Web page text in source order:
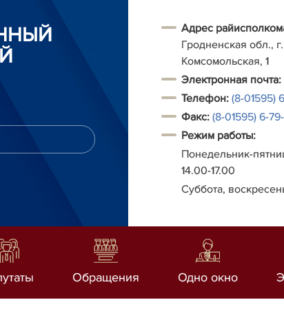
Адрес
Гродненская обл.,
Комсомольская, 1
Электронная почта:
Телефон: (8-01595)
Факс: (8-01595) 6-79-
Режим работы:
Понедельник-
14.00-17.00
Суббота,
Обращения Одно окно